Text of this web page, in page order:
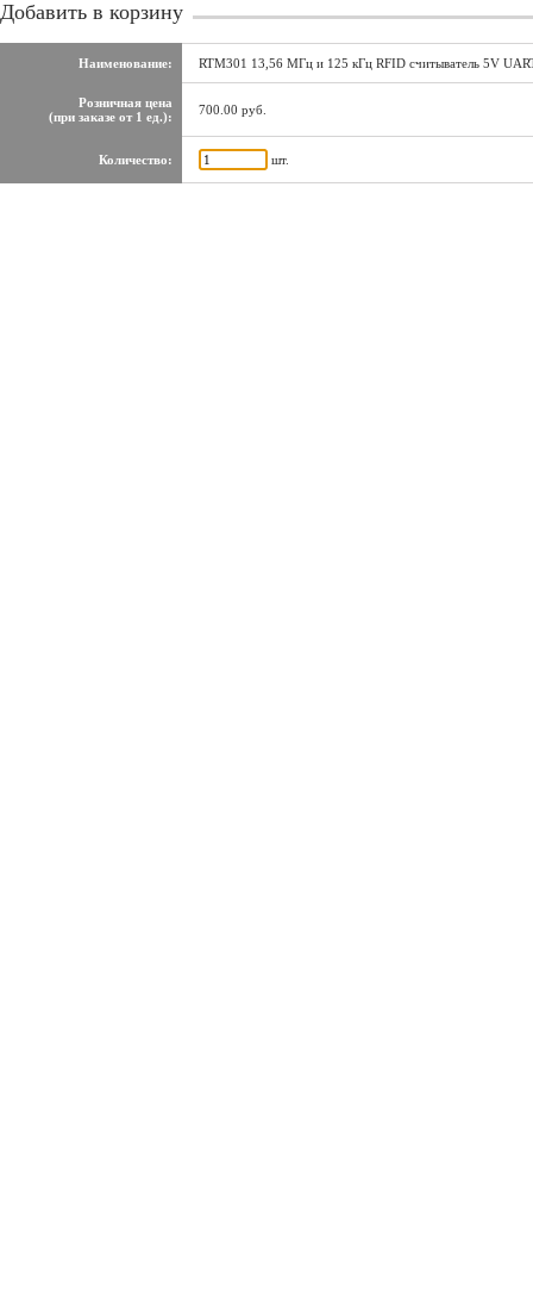
Добавить в корзину
Наименование: RTM301 13,56 МГц и 125 кГц RFID считыватель 5V
Розничная цена
(при заказе от 1 ед.):
700.00 руб.
Количество: шт.